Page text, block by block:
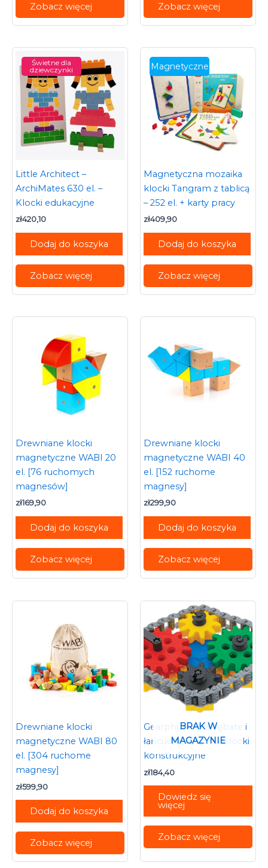
Zobacz więcej Zobacz więcej
Świetne dla
dziewczynki
Little Architect –
ArchiMates 630 el. –
Klocki edukacyjne
zł420,10
Dodaj do koszyka
Zobacz więcej
Magnetyczne
Magnetyczna mozaika
klocki Tangram z tablicą
– 252 el. + karty pracy
zł409,90
Dodaj do koszyka
Zobacz więcej
Drewniane klocki
magnetyczne WABI 20
el. [76 ruchomych
magnesów]
zł169,90
Dodaj do koszyka
Zobacz więcej
Drewniane klocki
magnetyczne WABI 40
el. [152 ruchome
magnesy]
zł299,90
Dodaj do koszyka
Zobacz więcej
Drewniane klocki
magnetyczne WABI 80
el. [304 ruchome
magnesy]
zł599,90
Dodaj do koszyka
Zobacz więcej
BRAK W
MAGAZYNIE
Gearphun Koła zębate i
łańcuchy 200 el. – Klocki
konstrukcyjne
zł184,40
Dowiedz się
więcej
Zobacz więcej